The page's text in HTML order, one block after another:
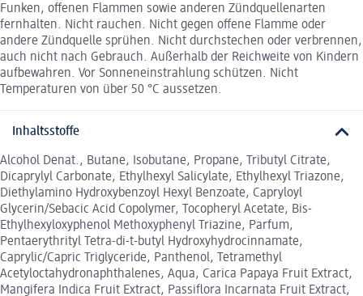
Funken, offenen Flammen sowie anderen Zündquellenarten
fernhalten. Nicht rauchen. Nicht gegen offene Flamme oder
andere Zündquelle sprühen. Nicht durchstechen oder verbrennen,
auch nicht nach Gebrauch. Außerhalb der Reichweite von Kindern
aufbewahren. Vor Sonneneinstrahlung schützen. Nicht
Temperaturen von über 50 °C aussetzen.
Inhaltsstoffe
Alcohol Denat., Butane, Isobutane, Propane, Tributyl Citrate,
Dicaprylyl Carbonate, Ethylhexyl Salicylate, Ethylhexyl Triazone,
Diethylamino Hydroxybenzoyl Hexyl Benzoate, Capryloyl
Glycerin/Sebacic Acid Copolymer, Tocopheryl Acetate, Bis-
Ethylhexyloxyphenol Methoxyphenyl Triazine, Parfum,
Pentaerythrityl Tetra-di-t-butyl Hydroxyhydrocinnamate,
Caprylic/Capric Triglyceride, Panthenol, Tetramethyl
Acetyloctahydronaphthalenes, Aqua, Carica Papaya Fruit Extract,
Mangifera Indica Fruit Extract, Passiflora Incarnata Fruit Extract,